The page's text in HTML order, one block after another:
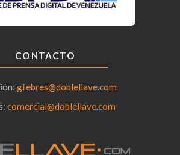
CONTACTO
gfebres@doblellave.com
comercial@doblellave.com